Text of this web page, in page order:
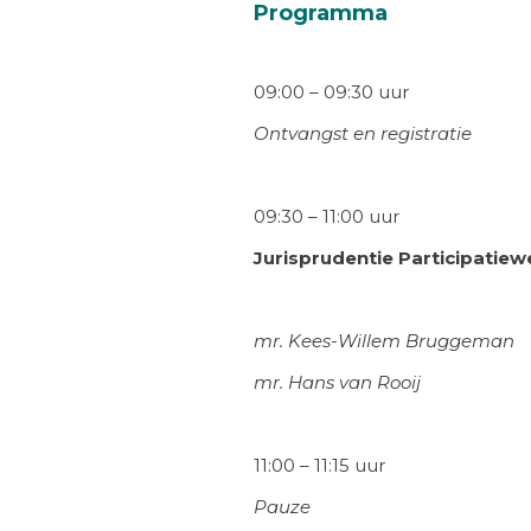
Programma
09:00 – 09:30 uur
Ontvangst en registratie
09:30 – 11:00 uur
Jurisprudentie
mr. Kees-Willem Bruggeman
mr. Hans van Rooij
11:00 – 11:15 uur
Pauze